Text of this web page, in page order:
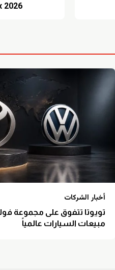
2026
أخبار الشركات
تويوتا تتفوق على مجموعة
مبيعات السيارات عالمياً